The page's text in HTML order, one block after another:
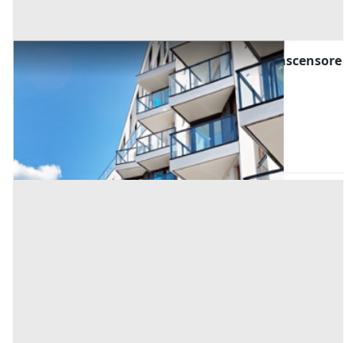
Asta Appartamento piano secondo senza ascensore
(Palermo)
38.880 €
AW5143548